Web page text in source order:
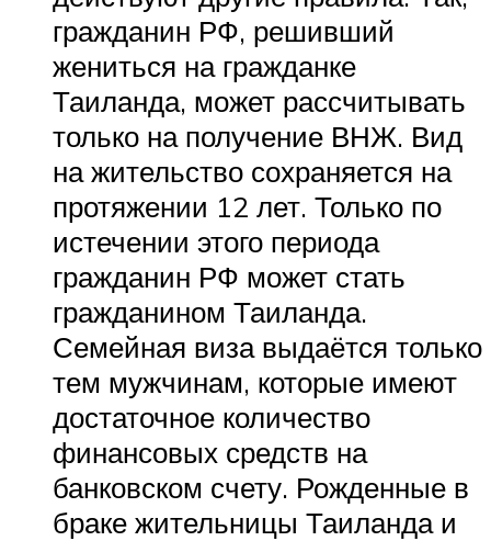
гражданин РФ, решивший
жениться на гражданке
Таиланда, может рассчитывать
только на получение ВНЖ. Вид
на жительство сохраняется на
протяжении 12 лет. Только по
истечении этого периода
гражданин РФ может стать
гражданином Таиланда.
Семейная виза выдаётся только
тем мужчинам, которые имеют
достаточное количество
финансовых средств на
банковском счету. Рожденные в
браке жительницы Таиланда и